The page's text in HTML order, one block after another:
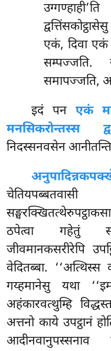
एकं, दिवा एकं
समापज्जति,
इदं पनएकं
मनसिकरोन्तस्स
निदस्सनवसेन आनीतन्ति
ठपेत्वा गहेतुं
जीवमानकसरीरेपि
वेदितब्बा.
गय्हमानेसु यथा
अहंकारवत्थुम्हि
अत्तनो काये उपट्ठानं
आदीनवानुपस्सनाव